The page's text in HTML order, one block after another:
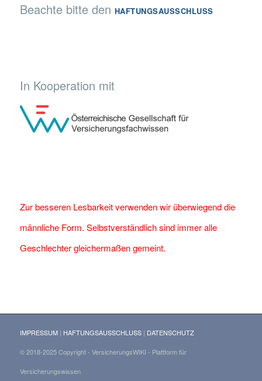
Beachte bitte den HAFTUNGSAUSSCHLUSS
In Kooperation mit
Zur besseren Lesbarkeit verwenden wir überwiegend die
männliche Form. Selbstverständlich sind immer alle
Geschlechter gleichermaßen gemeint.
IMPRESSUM| HAFTUNGSAUSSCHLUSS| DATENSCHUTZ
© 2018-2025 Copyright - VersicherungsWIKI - Plattform für
Versicherungswissen